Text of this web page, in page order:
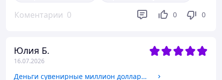
Коментарии 0 0 0
Юлия Б.
16.07.2026
Деньги сувенирные миллион долларов (пачка 80 шт)